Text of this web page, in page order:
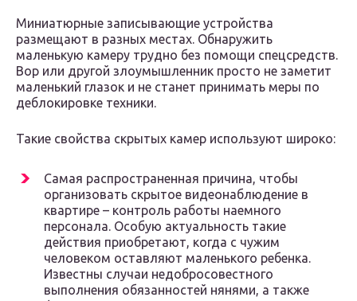
Миниатюрные записывающие устройства
размещают в разных местах. Обнаружить
маленькую камеру трудно без помощи спецсредств.
Вор или другой злоумышленник просто не заметит
маленький глазок и не станет принимать меры по
деблокировке техники.
Такие свойства скрытых камер используют широко:
Самая распространенная причина, чтобы
организовать скрытое видеонаблюдение в
квартире – контроль работы наемного
персонала. Особую актуальность такие
действия приобретают, когда с чужим
человеком оставляют маленького ребенка.
Известны случаи недобросовестного
выполнения обязанностей нянями, а также